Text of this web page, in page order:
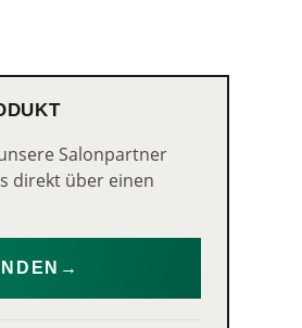
Salonpartner
direkt über einen
→